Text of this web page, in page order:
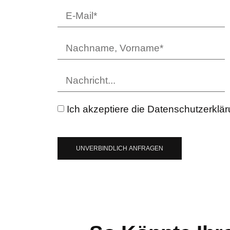
Ich akzeptiere die
UNVERBINDLICH ANFRAGEN